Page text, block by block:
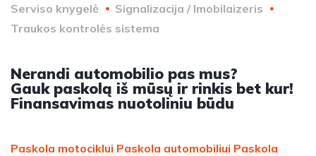
Serviso knygelė
Signalizacija / Imobilaizeris
Traukos kontrolės sistema
Nerandi automobilio pas mus?
Gauk paskolą iš mūsų ir rinkis bet kur!
Finansavimas nuotoliniu būdu
Paskola motociklui Paskola automobiliui Paskola